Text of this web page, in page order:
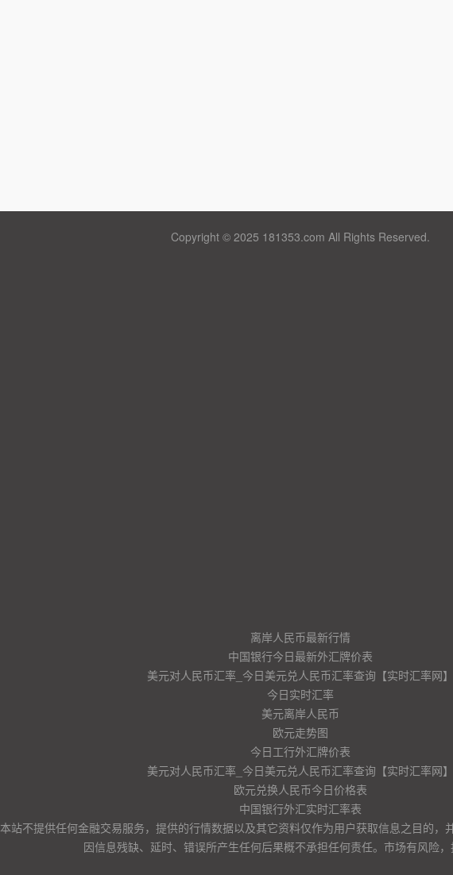
Copyright © 2025 181353.com All Rights Reserved.
离岸人民币最新行情
中国银行今日最新外汇牌价表
美元对人民币汇率_今日美元兑人民币汇率查询【实时汇率网】
今日实时汇率
美元离岸人民币
欧元走势图
今日工行外汇牌价表
美元对人民币汇率_今日美元兑人民币汇率查询【实时汇率网】
欧元兑换人民币今日价格表
中国银行外汇实时汇率表
本站不提供任何金融交易服务，提供的行情数据以及其它资料仅作为用户获取信息之目的，
因信息残缺、延时、错误所产生任何后果概不承担任何责任。市场有风险，